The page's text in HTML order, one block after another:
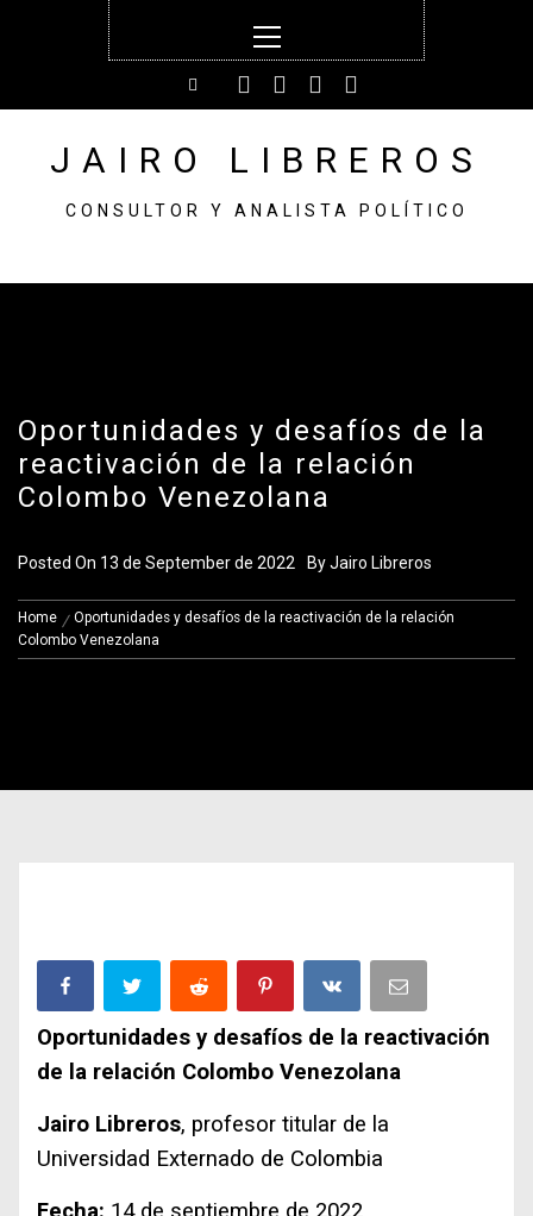
Menu
JAIRO LIBREROS
CONSULTOR Y ANALISTA POLÍTICO
Oportunidades y desafíos de la
reactivación de la relación
Colombo Venezolana
Posted On 13 de September de 2022 ByJairo Libreros
Home
Oportunidades y desafíos de la reactivación de la relación
Colombo Venezolana
Oportunidades y desafíos de la reactivación
de la relación Colombo Venezolana
Jairo Libreros, profesor titular de la
Universidad Externado de Colombia